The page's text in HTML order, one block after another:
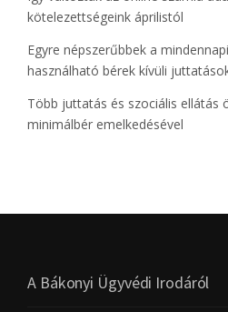
kötelezettségeink áprilistól
Egyre népszerűbbek a
használható bérek kívüli
Több juttatás és szociális ellátás
minimálbér emelkedésével
A Bákonyi Ügyvédi Irodáról